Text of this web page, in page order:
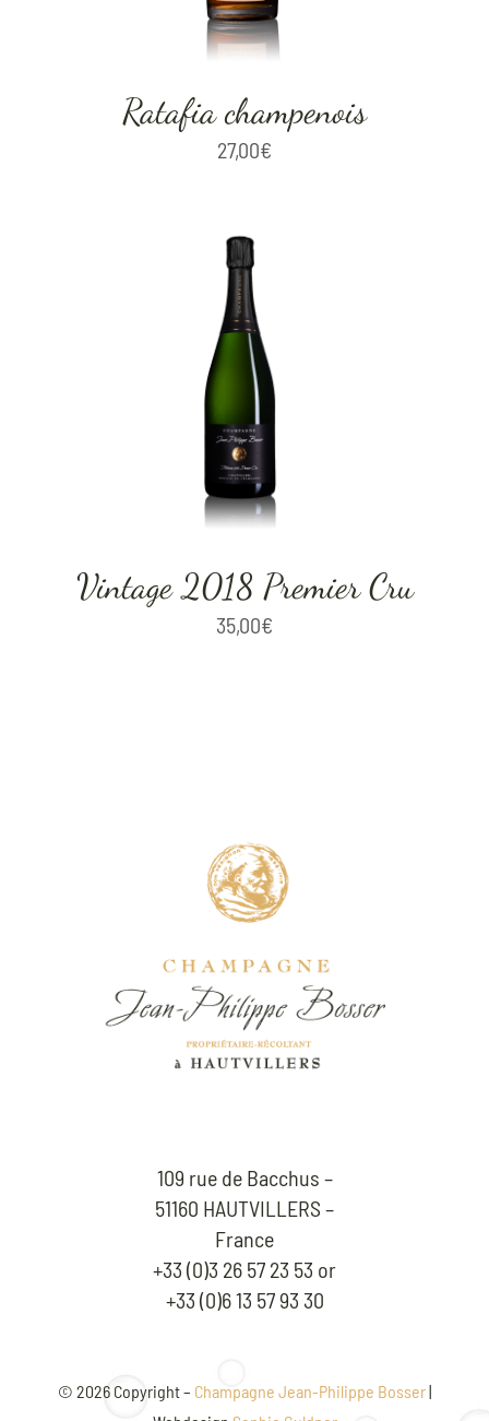
Ratafia champenois
27,00€
Vintage 2018 Premier Cru
35,00€
109 rue de Bacchus –
51160 HAUTVILLERS –
France
+33 (0)3 26 57 23 53 or
+33 (0)6 13 57 93 30
© 2026 Copyright – Champagne Jean-Philippe Bosser|